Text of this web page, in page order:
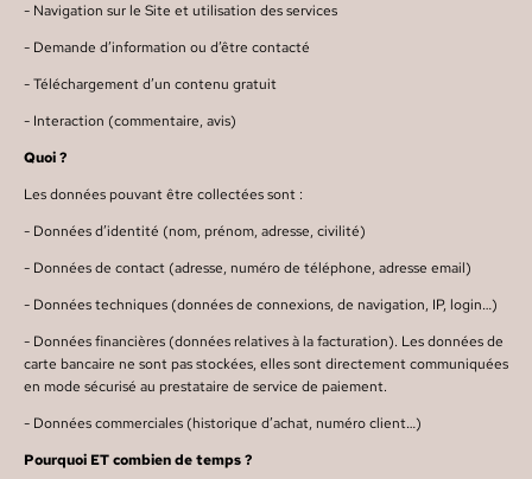
- Navigation sur le Site et utilisation des services
- Demande d’information ou d’être contacté
- Téléchargement d’un contenu gratuit
- Interaction (commentaire, avis)
Quoi ?
Les données pouvant être collectées sont :
- Données d’identité (nom, prénom, adresse, civilité)
- Données de contact (adresse, numéro de téléphone, adresse email)
- Données techniques (données de connexions, de navigation, IP, login…)
- Données financières (données relatives à la facturation). Les données de
carte bancaire ne sont pas stockées, elles sont directement communiquées
en mode sécurisé au prestataire de service de paiement.
- Données commerciales (historique d’achat, numéro client…)
Pourquoi ET combien de temps ?